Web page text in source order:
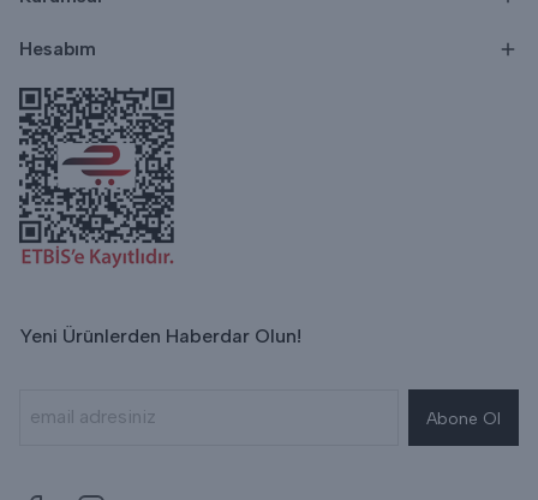
Hesabım
Yeni Ürünlerden Haberdar Olun!
Abone Ol